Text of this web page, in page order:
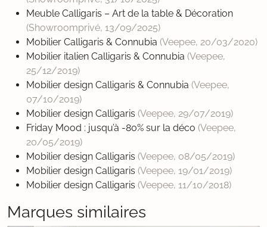
Meuble Calligaris – Art de la table & Décoration
(Showroomprivé, 13/09/2025)
Mobilier Calligaris & Connubia (Veepee, 20/03/2020)
Mobilier italien Calligaris & Connubia (Veepee,
25/12/2019)
Mobilier design Calligaris & Connubia (Veepee,
07/10/2019)
Mobilier design Calligaris (Veepee, 29/07/2019)
Friday Mood : jusqu’à -80% sur la déco (Veepee,
20/05/2019)
Mobilier design Calligaris (Veepee, 08/05/2019)
Mobilier design Calligaris (Veepee, 19/01/2019)
Mobilier design Calligaris (Veepee, 11/10/2018)
Marques similaires